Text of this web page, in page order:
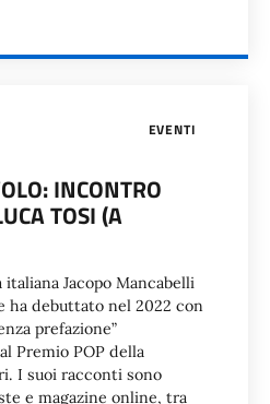
EVENTI
INCONTRO
TOSI (A
Jacopo Mancabelli
ha debuttato nel 2022 con
prefazione”
Premio POP della
I suoi racconti sono
e magazine online, tra